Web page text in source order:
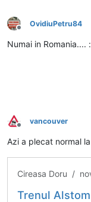
Deconectat
OvidiuPetru84
Numai in Romania....
Deconectat
vancouver
Azi a plecat normal
Cireasa Doru /
Trenul Alstom